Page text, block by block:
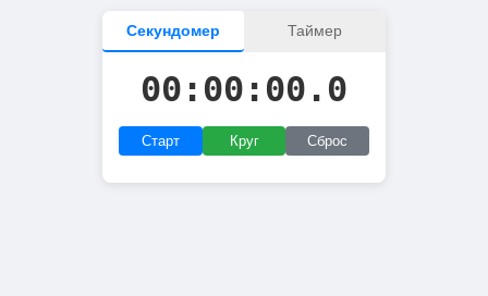
Секундомер Таймер
00:00:00.0
Старт Круг Сброс